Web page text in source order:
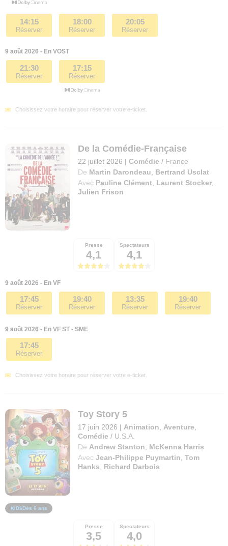
14:15
Réserver
18:00
Réserver
20:05
Réserver
9 août 2026 - En VOST
21:30
Réserver
17:15
Réserver
Choisissez votre horaire pour réserver votre e-ticket.
De la Comédie-Française
22 juillet 2026 | Comédie / France
De Martin Darondeau
Bertrand Usclat
Avec Pauline Clément Laurent Stocker
Julien Frison
Presse
4,1
Spectateurs
4,1
9 août 2026 - En VF
17:45
Réserver
19:40
Réserver
13:35
Réserver
19:40
Réserver
9 août 2026 - En VF ST - SME
17:45
Réserver
Choisissez votre horaire pour réserver votre e-ticket.
Toy Story 5
17 juin 2026 | Animation Aventure
Comédie / U.S.A.
De Andrew Stanton
McKenna Harris
Avec Jean-Philippe Puymartin ,Tom
Hanks
Richard Darbois
Dès 6 ans
Presse
3,5
Spectateurs
4,0